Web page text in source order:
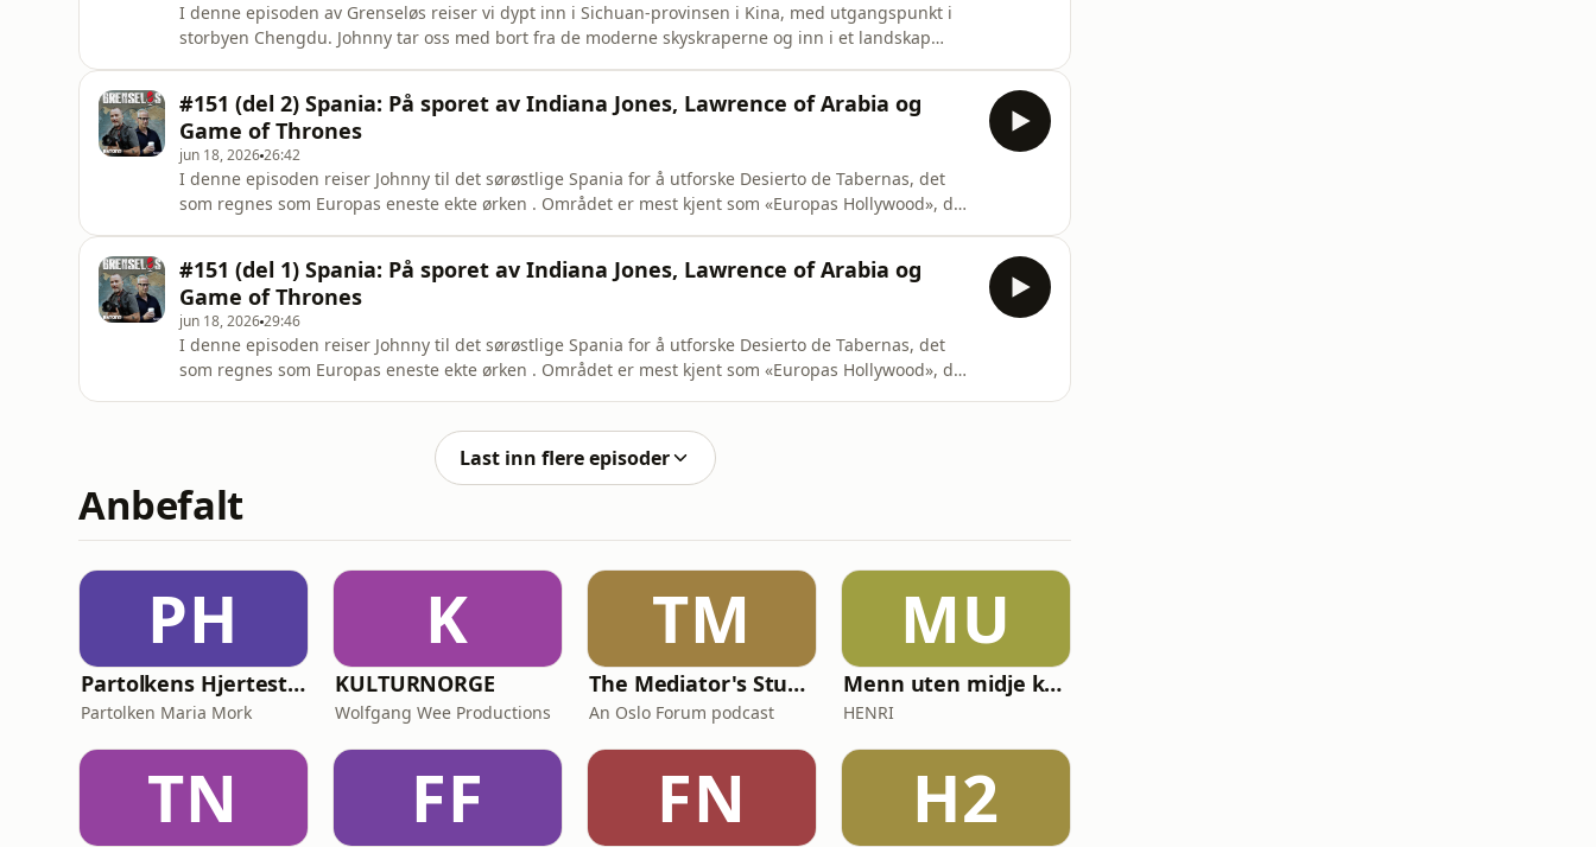
I denne episoden av Grenseløs reiser vi dypt inn i Sichuan-provinsen i Kina, med utgangspunkt i
storbyen Chengdu. Johnny tar oss med bort fra de moderne skyskraperne og inn i et landskap
information.
#151 (del 2) Spania: På sporet av Indiana Jones, Lawrence of Arabia og
Game of Thrones
jun 18, 202626:42
I denne episoden reiser Johnny til det sørøstlige Spania for å utforske Desierto de Tabernas, det
som regnes som Europas eneste ekte ørken . Området er mest kjent som «Europas Hollywood», der
The Good, the Ba
#151 (del 1) Spania: På sporet av Indiana Jones, Lawrence of Arabia og
Game of Thrones
jun 18, 202629:46
I denne episoden reiser Johnny til det sørøstlige Spania for å utforske Desierto de Tabernas, det
som regnes som Europas eneste ekte ørken . Området er mest kjent som «Europas Hollywood», der
Last inn flere episoder
Anbefalt
PH
Partolkens Hjertestarter
Partolken Maria Mork
K
KULTURNORGE
Wolfgang Wee Productions
TM
The Mediator's Studio
An Oslo Forum podcast
MU
Menn uten midje kan også lese
HENRI
TN FF FN H2